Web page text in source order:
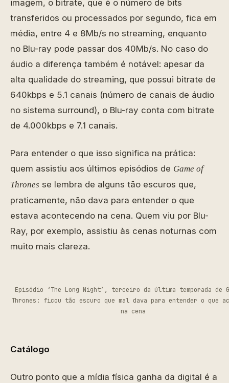
imagem, o bitrate, que é o número de bits
transferidos ou processados por segundo, fica em
média, entre 4 e 8Mb/s no streaming, enquanto
no Blu-ray pode passar dos 40Mb/s. No caso do
áudio a diferença também é notável: apesar da
alta qualidade do streaming, que possui bitrate de
640kbps e 5.1 canais (número de canais de áudio
no sistema surround), o Blu-ray conta com bitrate
de 4.000kbps e 7.1 canais.
Para entender o que isso significa na prática:
quem assistiu aos últimos episódios de Game of
Thrones se lembra de alguns tão escuros que,
praticamente, não dava para entender o que
estava acontecendo na cena. Quem viu por Blu-
Ray, por exemplo, assistiu às cenas noturnas com
muito mais clareza.
Episódio ‘The Long Night’, terceiro da última temporada de
Thrones: ficou tão escuro que mal dava para entender o que
na cena
Catálogo
Outro ponto que a mídia física ganha da digital é a